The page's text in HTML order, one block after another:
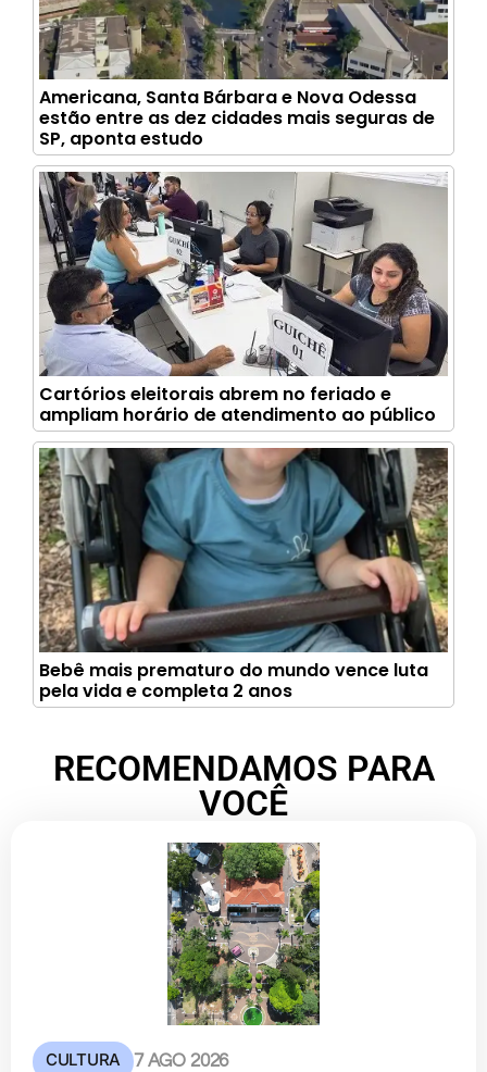
Americana, Santa Bárbara e Nova Odessa
estão entre as dez cidades mais seguras de
SP, aponta estudo
Cartórios eleitorais abrem no feriado e
ampliam horário de atendimento ao público
Bebê mais prematuro do mundo vence luta
pela vida e completa 2 anos
RECOMENDAMOS PARA
VOCÊ
CULTURA 7 AGO 2026